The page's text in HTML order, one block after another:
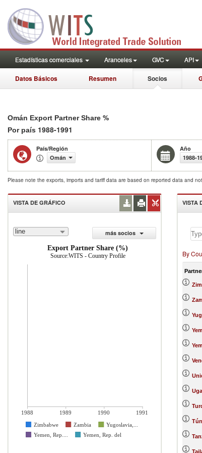
Estadísticas comerciales Aranceles GVC API
Datos Básicos Resumen Socios
Omán Export Partner Share %
Por país 1988-1991
País/Región
Omán
Año
1988-
Please note the exports, imports and tariff data are based on reported data and
VISTA DE GRÁFICO
line
más socios
Export Partner Share (%)
Source:WITS - Country Profile
1988 1989 1990
1991
Zimbabwe
Zambia
Yugoslavia,...
Yemen, Rep....
Yemen, Rep. del
VISTA
By